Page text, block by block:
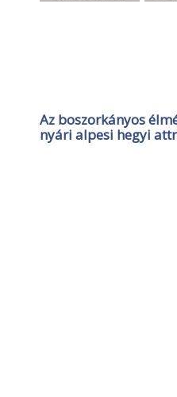
Az boszorkányos
nyári alpesi hegyi